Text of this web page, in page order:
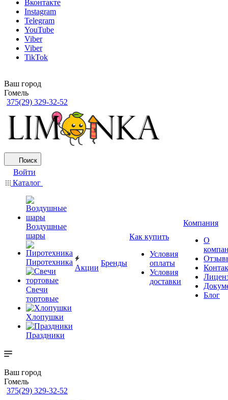
Вконтакте
Instagram
Telegram
YouTube
Viber
Viber
TikTok
Ваш город
Гомель
375(29) 329-32-52
Поиск
Войти
Каталог
Воздушные
шары
Пиротехника
Свечи
тортовые
Хлопушки
Праздники
Акции
Бренды
Как купить
Условия
оплаты
Условия
доставки
Компания
О
Блог
Ваш город
Гомель
375(29) 329-32-52